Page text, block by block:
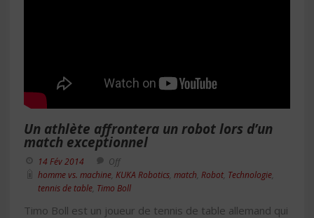
Un athlète affrontera un robot lors d’un
match exceptionnel
14 Fév 2014
Off
homme vs. machine KUKA Robotics match Robot Technologie
tennis de table Timo Boll
Timo Boll est un joueur de tennis de table allemand qui